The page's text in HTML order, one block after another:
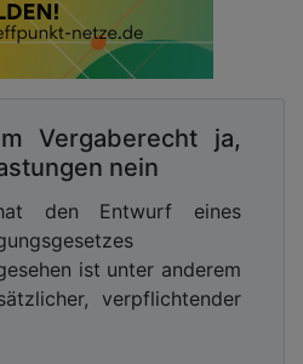
Vergaberecht ja,
nein
den Entwurf eines
ist unter anderem
verpflichtender